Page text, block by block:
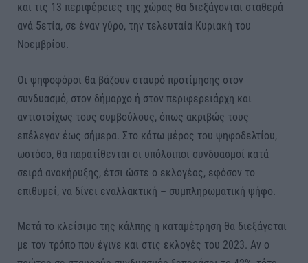
και τις 13 περιφέρειες της χώρας θα διεξάγονται σταθερά
ανά 5ετία, σε έναν γύρο, την τελευταία Κυριακή του
Νοεμβρίου.
Οι ψηφοφόροι θα βάζουν σταυρό προτίμησης στον
συνδυασμό, στον δήμαρχο ή στον περιφερειάρχη και
αντιστοίχως τους συμβούλους, όπως ακριβώς τους
επέλεγαν έως σήμερα. Στο κάτω μέρος του ψηφοδελτίου,
ωστόσο, θα παρατίθενται οι υπόλοιποι συνδυασμοί κατά
σειρά ανακήρυξης, έτσι ώστε ο εκλογέας, εφόσον το
επιθυμεί, να δίνει εναλλακτική – συμπληρωματική ψήφο.
Μετά το κλείσιμο της κάλπης η καταμέτρηση θα διεξάγεται
με τον τρόπο που έγινε και στις εκλογές του 2023. Αν ο